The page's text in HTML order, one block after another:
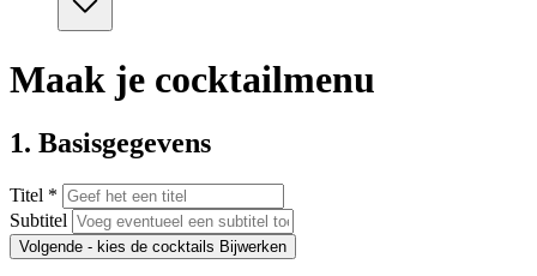
Maak je cocktailmenu
1. Basisgegevens
Titel *
Subtitel
Volgende - kies de cocktails Bijwerken